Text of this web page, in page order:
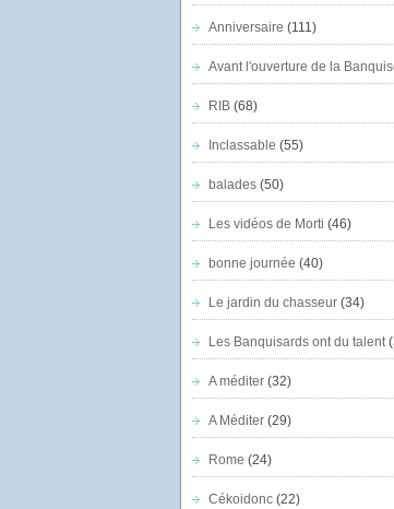
Anniversaire (111)
Avant l'ouverture de la
RIB(68)
Inclassable (55)
balades(50)
Les vidéos de Morti (46)
bonne journée (40)
Le jardin du chasseur(34)
Les Banquisards ont du talent
A méditer(32)
A Méditer(29)
Rome (24)
Cékoidonc(22)